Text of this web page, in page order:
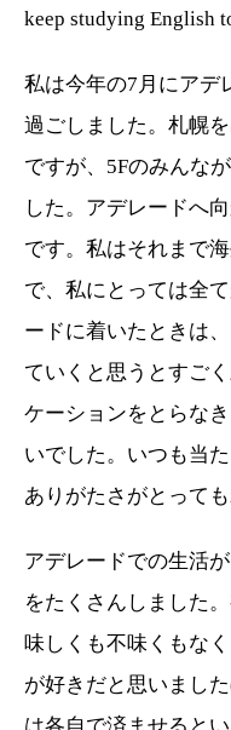
keep studying English
私は今年の7 月にアデ
過ごしました。札幌
ですが、 5Fのみんな
した。アデレードへ
です。私はそれまで
で、私にとっては全
ードに着いたときは
ていくと思うとすご
ケーションをとらな
いでした。いつも当
ありがたさがとっても
アデレードでの生活
をたくさんしました
味しくも不味くもな
が好きだと思いました